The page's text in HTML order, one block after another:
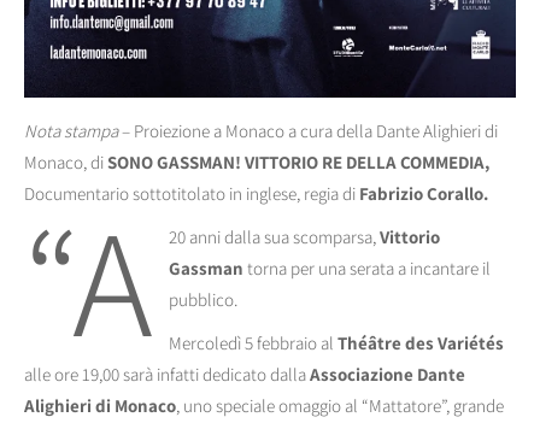
Nota stampa– Proiezione a Monaco a cura della Dante Alighieri di
Monaco, diSONO GASSMAN! VITTORIO RE DELLA COMMEDIA,
Documentario sottotitolato in inglese, regia di Fabrizio Corallo.
“A 20 anni dalla sua scomparsa, Vittorio
Gassman torna per una serata a incantare il
pubblico.
Mercoledì 5 febbraio al Théâtre des Variétés
alle ore 19,00 sarà infatti dedicato dallaAssociazione Dante
Alighieri di Monaco, uno speciale omaggio al “Mattatore”, grande